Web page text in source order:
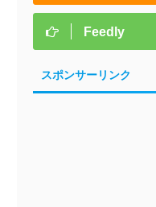
Feedly
スポンサーリンク